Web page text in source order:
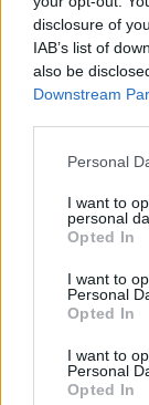
disclosure of
IAB’s list of
also be
Downstream
Please note
not limited to
grant or deny
use your data
consent section.
Personal
I want to
personal
Opted In
I want to
Personal
Opted In
I want to
Personal
Opted In
borsajtó
kóstolási
löki a
A
Nincs is jobb
szerpentinek
lakásában